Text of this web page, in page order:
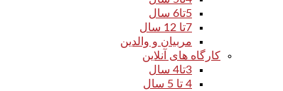
5تا6 سال
7تا 12 سال
مربیان و والدین
کارگاه های آنلاین
3تا4 سال
4 تا 5 سال